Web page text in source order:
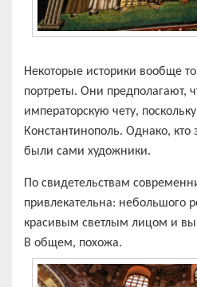
Некоторые историки вообще
портреты. Они предполагают,
императорскую чету,
Константинополь. Однако, кто
были сами художники.
По свидетельствам
привлекательна: небольшого
красивым светлым лицом и
В общем, похожа.